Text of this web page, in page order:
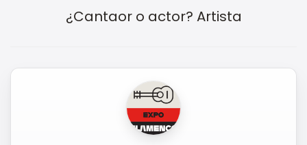
¿Cantaor o actor? Artista